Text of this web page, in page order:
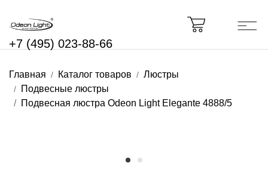
+7 (495) 023-88-66
Главная Каталог товаров
Люстры
Подвесные люстры
Подвесная люстра Odeon Light Elegante 4888/5